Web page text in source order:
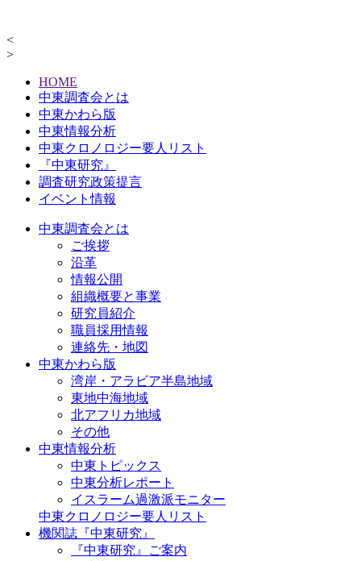
<
>
HOME
中東調査会とは
中東かわら版
中東情報分析
中東クロノロジー要人リスト
『中東研究』
調査研究政策提言
イベント情報
中東調査会とは
ご挨拶
沿革
情報公開
組織概要と事業
研究員紹介
職員採用情報
連絡先・地図
中東かわら版
湾岸・アラビア半島地域
東地中海地域
北アフリカ地域
その他
中東情報分析
中東トピックス
中東分析レポート
イスラーム過激派モニター
中東クロノロジー要人リスト
機関誌『中東研究』
『中東研究』ご案内